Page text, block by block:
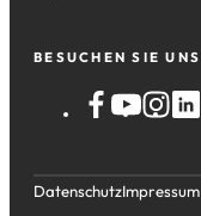
BESUCHEN SIE UNS
DatenschutzImpressum